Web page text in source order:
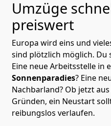
Umzüge
preiswert
Europa wird eins und
sind plötzlich möglich. Du
Eine neue Arbeitsstelle in
Sonnenparadies? Eine
Nachbarland? Ob jetzt
Gründen, ein Neustart
reibungslos verlaufen.